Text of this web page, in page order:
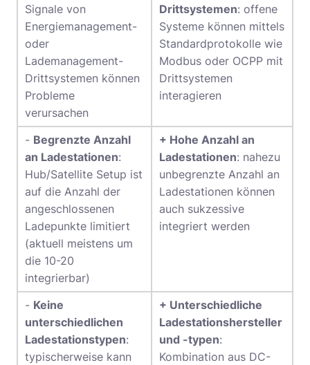
Signale von
Energiemanagement-
oder
Lademanagement-
Drittsystemen können
Probleme
verursachen
Drittsystemen: offene
Systeme können mittels
Standardprotokolle wie
Modbus oder OCPP mit
Drittsystemen
interagieren
- Begrenzte Anzahl
an Ladestationen:
Hub/Satellite Setup ist
auf die Anzahl der
angeschlossenen
Ladepunkte limitiert
(aktuell meistens um
die 10-20
integrierbar)
+ Hohe Anzahl an
Ladestationen: nahezu
unbegrenzte Anzahl an
Ladestationen können
auch sukzessive
integriert werden
- Keine
unterschiedlichen
Ladestationstypen:
typischerweise kann
+ Unterschiedliche
Ladestationshersteller
und -typen:
Kombination aus DC-